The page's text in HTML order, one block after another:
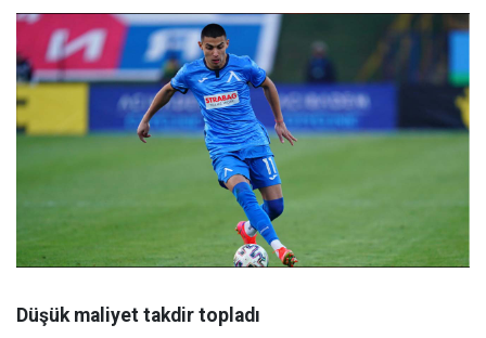
Düşük maliyet takdir topladı